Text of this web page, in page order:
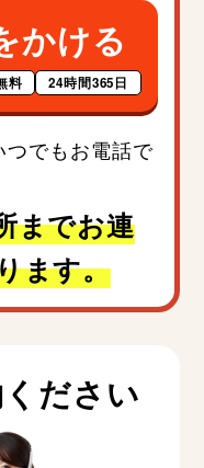
かける
料 24時間365日
でもお電話で
までお連
ます。
ださい